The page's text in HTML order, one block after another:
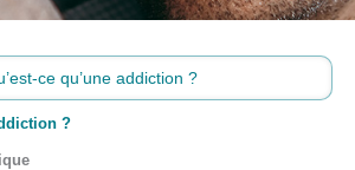
ce qu’une addiction ?
?